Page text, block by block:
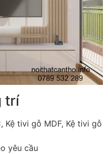
trí
Kệ tivi gỗ MDF, Kệ tivi gỗ
yêu cầu